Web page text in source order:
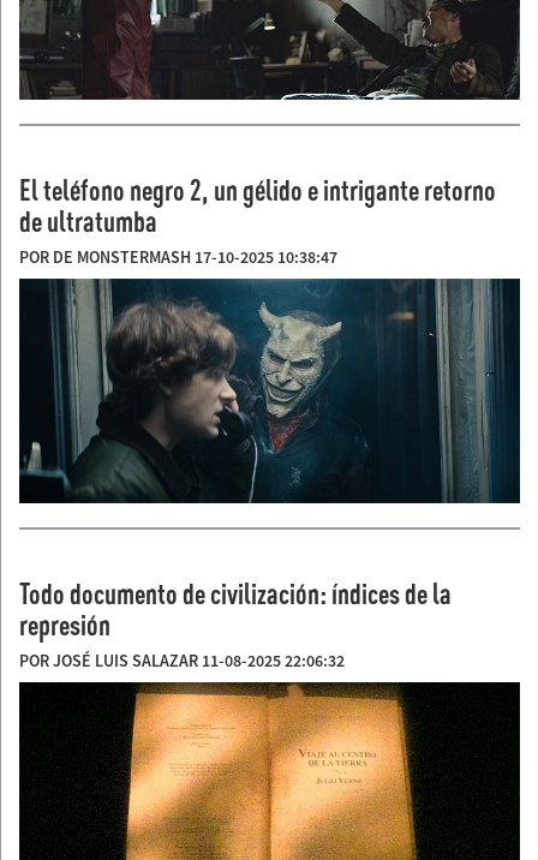
El teléfono negro 2, un gélido e intrigante retorno
de ultratumba
POR DE MONSTERMASH 17-10-2025 10:38:47
Todo documento de civilización: índices de la
represión
POR JOSÉ LUIS SALAZAR 11-08-2025 22:06:32